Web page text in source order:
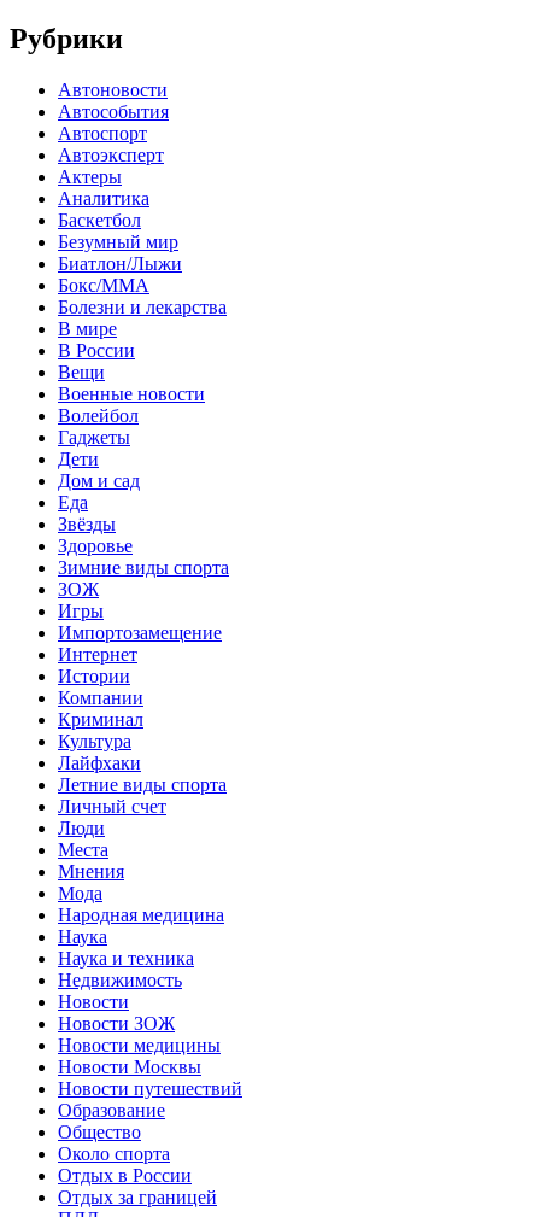
Рубрики
Автоновости
Автособытия
Автоспорт
Автоэксперт
Актеры
Аналитика
Баскетбол
Безумный мир
Биатлон/Лыжи
Бокс/MMA
Болезни и лекарства
В мире
В России
Вещи
Военные новости
Волейбол
Гаджеты
Дети
Дом и сад
Еда
Звёзды
Здоровье
Зимние виды спорта
ЗОЖ
Игры
Импортозамещение
Интернет
Истории
Компании
Криминал
Культура
Лайфхаки
Летние виды спорта
Личный счет
Люди
Места
Мнения
Мода
Народная медицина
Наука
Наука и техника
Недвижимость
Новости
Новости ЗОЖ
Новости медицины
Новости Москвы
Новости путешествий
Образование
Общество
Около спорта
Отдых в России
Отдых за границей